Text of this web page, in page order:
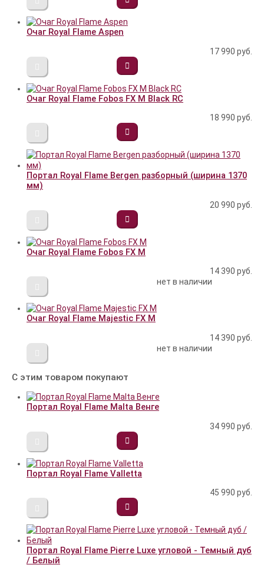
Очаг Royal Flame Aspen
17 990 руб.
Очаг Royal Flame Fobos FX M Black RC
18 990 руб.
Портал Royal Flame Bergen разборный (ширина 1370
мм)
20 990 руб.
Очаг Royal Flame Fobos FX M
14 390 руб.
нет в наличии
Очаг Royal Flame Majestic FX M
14 390 руб.
нет в наличии
С этим товаром покупают
Портал Royal Flame Malta Венге
34 990 руб.
Портал Royal Flame Valletta
45 990 руб.
Портал Royal Flame Pierre Luxe угловой - Темный дуб
/ Белый